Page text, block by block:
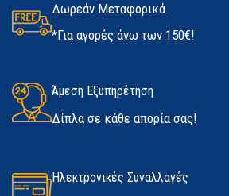
Δωρεάν Μεταφορικά.
*Για αγορές άνω των 150€!
Άμεση Εξυπηρέτηση
Δίπλα σε κάθε απορία σας!
Ηλεκτρονικές Συναλλαγές